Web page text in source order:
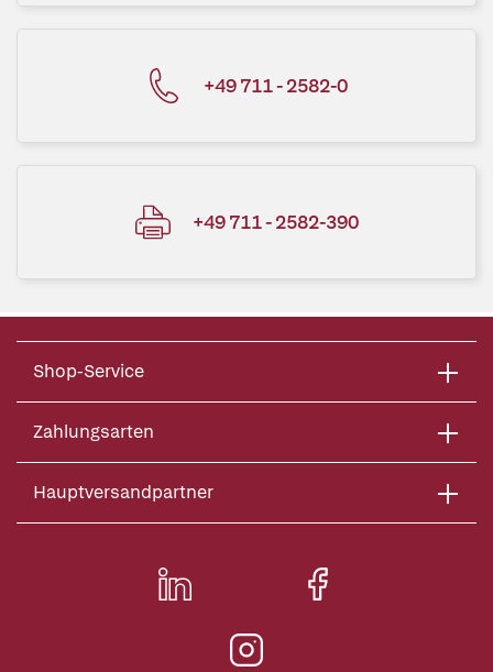
+49 711 - 2582-0
+49 711 - 2582-390
Shop-Service
Zahlungsarten
Hauptversandpartner